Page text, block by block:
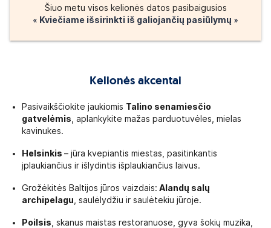
Šiuo metu visos kelionės datos pasibaigusios
« Kviečiame išsirinkti iš galiojančių pasiūlymų »
Kelionės akcentai
Pasivaikščiokite jaukiomis Talino senamiesčio
gatvelėmis , aplankykite mažas parduotuvėles, mielas
kavinukes.
Helsinkis – jūra kvepiantis miestas, pasitinkantis
įplaukiančius ir išlydintis išplaukiančius laivus.
Grožėkitės Baltijos jūros vaizdais: Alandų salų
archipelagu , saulėlydžiu ir saulėtekiu jūroje.
Poilsis , skanus maistas restoranuose, gyva šokių muzika,